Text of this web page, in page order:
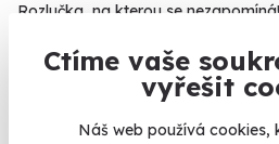
Ctíme vaše
vyřešit
Náš web používá cookies,
Rozlučka, na kterou se nezapomíná!
Lipno (Amenity Resort)
(+ 4 další lokality)
2 999 Kč